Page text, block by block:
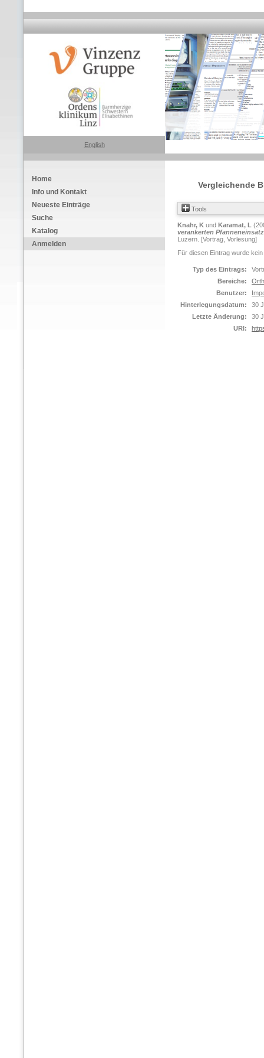
English
Home
Info und Kontakt
Neueste Einträge
Suche
Katalog
Anmelden
Vergleichende
Tools
Knahr, K und Karamat, L
verankerten
Luzern. [Vortrag, Vorlesung]
Für diesen Eintrag wurde
Typ des Eintrags:
Bereiche:
Benutzer:
Hinterlegungsdatum:
30
Letzte Änderung:
30
URI: